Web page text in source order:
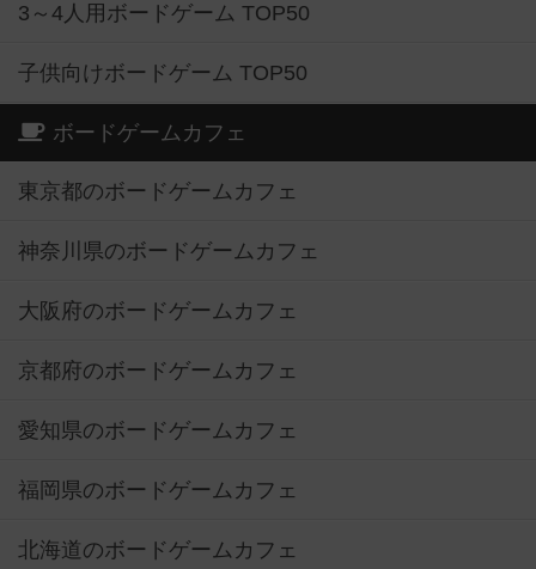
3～4人用ボードゲーム TOP50
子供向けボードゲーム TOP50
ボードゲームカフェ
東京都のボードゲームカフェ
神奈川県のボードゲームカフェ
大阪府のボードゲームカフェ
京都府のボードゲームカフェ
愛知県のボードゲームカフェ
福岡県のボードゲームカフェ
北海道のボードゲームカフェ